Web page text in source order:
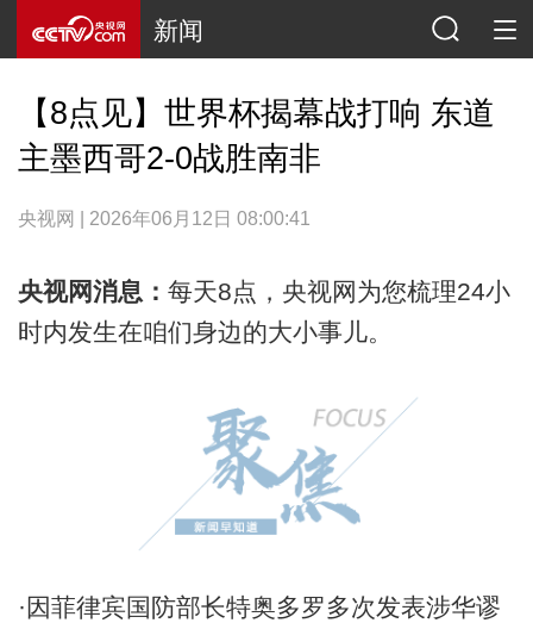
新闻
【8点见】世界杯揭幕战打响 东道
主墨西哥2-0战胜南非
央视网 | 2026年06月12日 08:00:41
央视网消息： 每天8点，央视网为您梳理24小
时内发生在咱们身边的大小事儿。
·因菲律宾国防部长特奥多罗多次发表涉华谬